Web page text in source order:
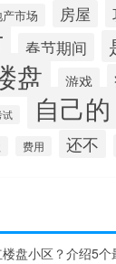
市场 房屋
春节期间
盘 游戏
试 自己的
费用 还不
盘小区？介绍5个